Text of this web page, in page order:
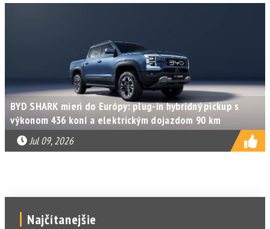
BYD SHARK mieri do Európy: plug-in hybridný pickup s
výkonom 436 koní a elektrickým dojazdom 90 km
Jul 09, 2026
Najčítanejšie